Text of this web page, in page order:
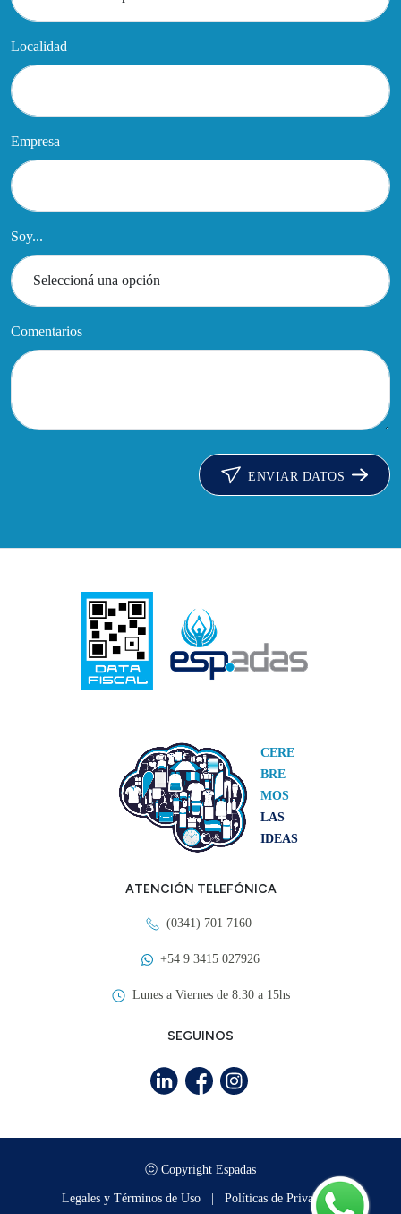
Localidad
Empresa
Soy...
Comentarios
ENVIAR DATOS
CERE
BRE
MOS
LAS
IDEAS
ATENCIÓN TELEFÓNICA
(0341) 701 7160
+54 9 3415 027926
Lunes a Viernes de 8:30 a 15hs
SEGUINOS
ⓒ Copyright Espadas
Legales y Términos de Uso Políticas de Privacidad